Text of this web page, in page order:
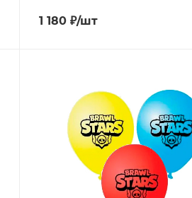
1 180₽/шт